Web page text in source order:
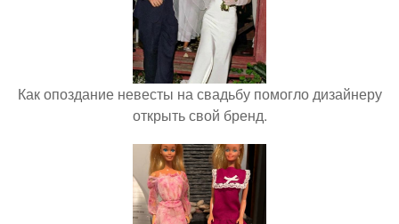
Как опоздание невесты на свадьбу помогло дизайнеру
открыть свой бренд.